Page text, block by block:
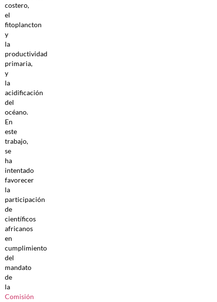
costero,
el
fitoplancton
y
la
productividad
primaria,
y
la
acidificación
del
océano.
En
este
trabajo,
se
ha
intentado
favorecer
la
participación
de
científicos
africanos
en
cumplimiento
del
mandato
de
la
Comisión